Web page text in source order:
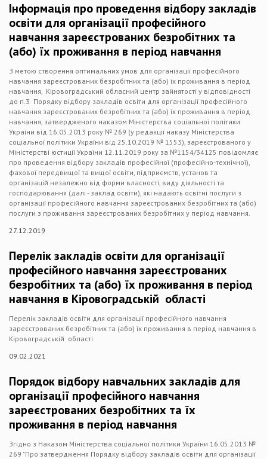
Інформація про проведення відбору закладів
освіти для організації професійного
навчання зареєстрованих безробітних та
(або) їх проживання в період навчання
З метою створення оптимальних умов для організації професійного
навчання зареєстрованих безробітних та (або) їх проживання в період
навчання, Кіровоградський обласний центр зайнятості у відповідності
до п.3 Порядку відбору закладів освіти для організації професійного
навчання зареєстрованих безробітних та (або) їх проживання в період
навчання, затвердженого наказом Міністерства соціальної політики
України від 16.05.2013 року № 269 (у редакції наказу Міністерства
соціальної політики України від 25.10.2019 № 1553), зареєстрованого у
Міністерстві юстиції України 12.11.2019 року за №1154/34125 повідомляє
про проведення відбору закладів професійної (професійно-технічної),
фахової передвищої та вищої освіти, підприємств, установ та
організацій незалежно від форми власності, виду діяльності та
господарювання (далі - заклад освіти), які надають освітні послуги з
організації професійного навчання зареєстрованих безробітних та (або)
послуги з проживання зареєстрованих безробітних у період навчання.
27.12.2019
Перелік закладів освіти для організації
професійного навчання зареєстрованих
безробітних та (або) їх проживання в період
навчання в Кіровоградській області
Перелік закладів освіти для організації професійного навчання
зареєстрованих безробітних та (або) їх проживання в період навчання в
Кіровоградській області
09.02.2021
Порядок відбору навчальних закладів для
організації професійного навчання
зареєстрованих безробітних та їх
проживання в період навчання
Згідно з Наказом Міністерства соціальної політики України 16.05.2013 №
269 "Про затвердження Порядку відбору закладів освіти для організації